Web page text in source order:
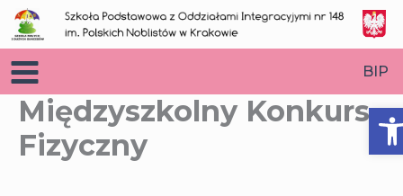
Przejdź
do
treści
BIP
Międzyszkolny Konkurs
Fizyczny